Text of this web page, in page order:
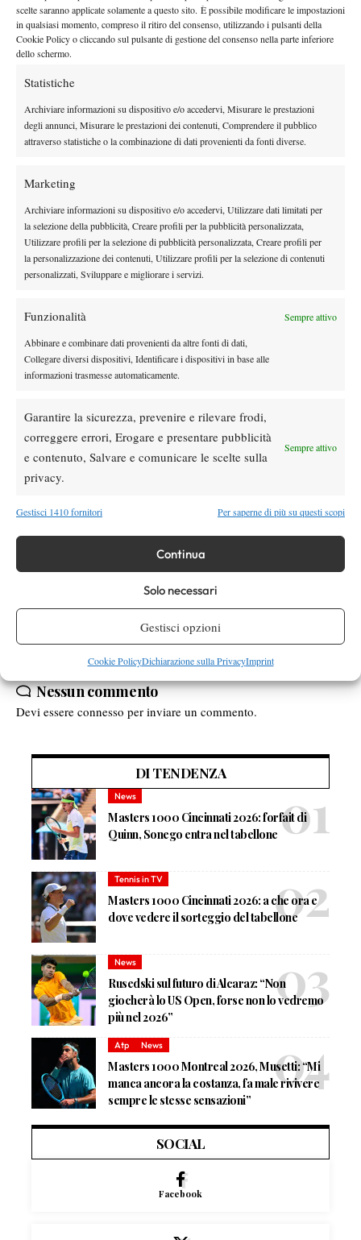
scelte saranno applicate solamente a questo sito. È possibile modificare le impostazioni
in qualsiasi momento, compreso il ritiro del consenso, utilizzando i pulsanti della
Cookie Policy o cliccando sul pulsante di gestione del consenso nella parte inferiore
dello schermo.
Statistiche
Archiviare informazioni su dispositivo e/o accedervi, Misurare le prestazioni
degli annunci, Misurare le prestazioni dei contenuti, Comprendere il pubblico
attraverso statistiche o la combinazione di dati provenienti da fonti diverse.
Marketing
Archiviare informazioni su dispositivo e/o accedervi, Utilizzare dati limitati per
la selezione della pubblicità, Creare profili per la pubblicità personalizzata,
Utilizzare profili per la selezione di pubblicità personalizzata, Creare profili per
la personalizzazione dei contenuti, Utilizzare profili per la selezione di contenuti
personalizzati, Sviluppare e migliorare i servizi.
Funzionalità Sempre attivo
Abbinare e combinare dati provenienti da altre fonti di dati,
Collegare diversi dispositivi, Identificare i dispositivi in base alle
informazioni trasmesse automaticamente.
Garantire la sicurezza, prevenire e rilevare frodi,
correggere errori, Erogare e presentare pubblicità
e contenuto, Salvare e comunicare le scelte sulla
privacy.
Sempre attivo
Gestisci 1410 fornitori Per saperne di più su questi scopi
Continua
Solo necessari
Gestisci opzioni
Cookie PolicyDichiarazione sulla PrivacyImprint
Tennisti modesti (Eleskovic), attempati (Vinciguerra) o entrambe
le cose (Prpic). In aggiunta giovani bravi ma inesperti come
Berta e Lindell e lo “spauracchio” del ritorno di Thomas
aspettare dai nostri rappresentanti è di giocarsi la vittoria col
doppio…
Andreas Seppi Atp Bastad
Stoccarda
Nessun commento
Devi essere connesso per inviare un commento.
DI TENDENZA
News
Masters 1000 Cincinnati 2026: forfait di
Quinn, Sonego entra nel tabellone
Tennis in TV
Masters 1000 Cincinnati 2026: a che ora e
dove vedere il sorteggio del tabellone
News
Rusedski sul futuro di Alcaraz: “Non
giocherà lo US Open, forse non lo vedremo
più nel 2026”
Atp News
Masters 1000 Montreal 2026, Musetti: “Mi
manca ancora la costanza, fa male rivivere
sempre le stesse sensazioni”
SOCIAL
Facebook